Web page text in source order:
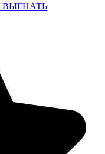
ВЫГНАТЬ